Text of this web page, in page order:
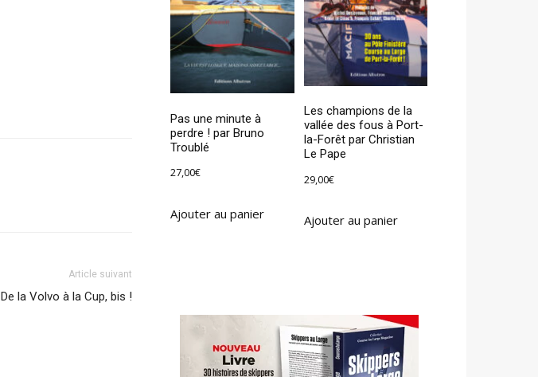
Article suivant
De la Volvo à la Cup, bis !
Pas une minute à
perdre ! par Bruno
Troublé
27,00€
Ajouter au panier
Les champions de la
vallée des fous à Port-
la-Forêt par Christian
Le Pape
29,00€
Ajouter au panier